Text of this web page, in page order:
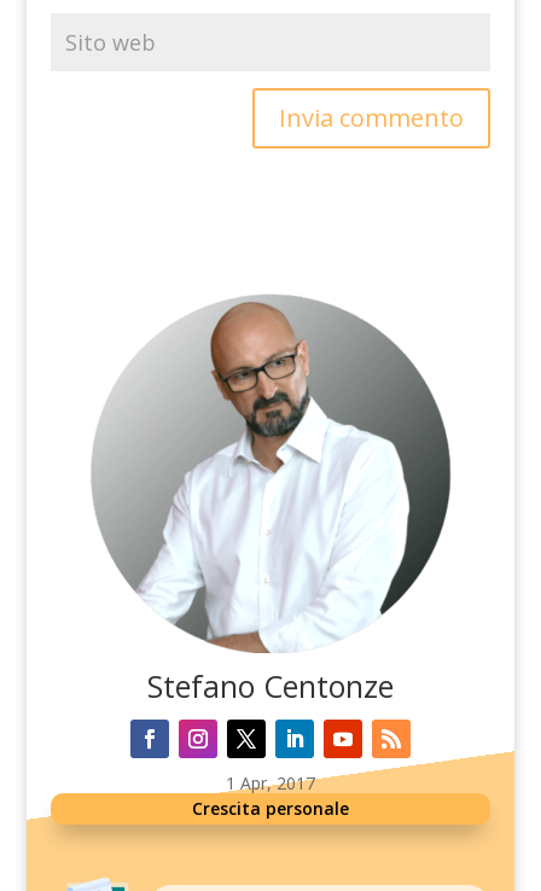
Invia commento
Stefano Centonze
1 Apr, 2017
Crescita personale